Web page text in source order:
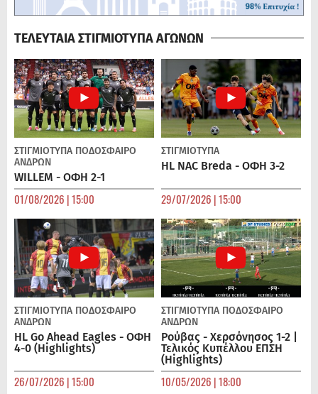
ΤΕΛΕΥΤΑΙΑ ΣΤΙΓΜΙΟΤΥΠΑ ΑΓΩΝΩΝ
ΣΤΙΓΜΙΟΤΥΠΑ ΠΟΔΌΣΦΑΙΡΟ
ΑΝΔΡΏΝ
WILLEM - ΟΦΗ 2-1
01/08/2026 | 15:00
ΣΤΙΓΜΙΟΤΥΠΑ
HL NAC Breda - ΟΦΗ 3-2
29/07/2026 | 15:00
ΣΤΙΓΜΙΟΤΥΠΑ ΠΟΔΌΣΦΑΙΡΟ
ΑΝΔΡΏΝ
HL Go Ahead Eagles - ΟΦΗ
4-0 (Highlights)
26/07/2026 | 15:00
ΣΤΙΓΜΙΟΤΥΠΑ ΠΟΔΌΣΦΑΙΡΟ
ΑΝΔΡΏΝ
Ρούβας - Χερσόνησος 1-2 |
Τελικός Κυπέλλου ΕΠΣΗ
(Highlights)
10/05/2026 | 18:00